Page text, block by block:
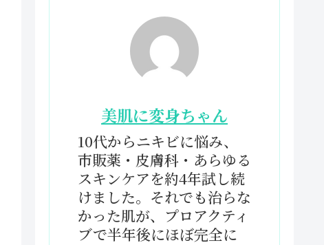
美肌に変身ちゃん
10代からニキビに悩み、
市販薬・皮膚科・あらゆる
スキンケアを約4年試し続
けました。それでも治らな
かった肌が、プロアクティ
ブで半年後にほぼ完全に